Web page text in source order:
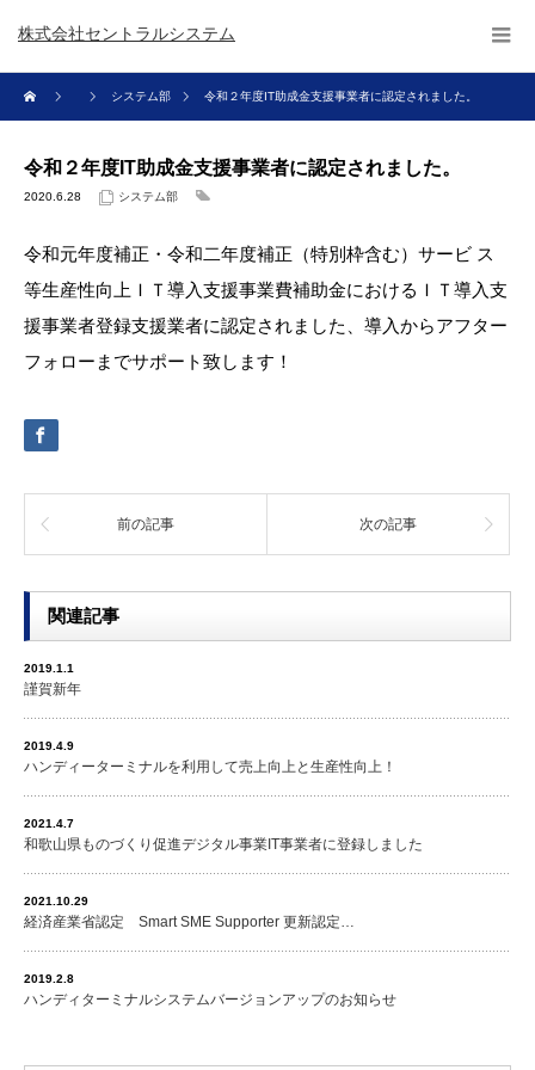
株式会社セントラルシステム
システム部 令和２年度IT助成金支援事業者に認定されました。
令和２年度IT助成金支援事業者に認定されました。
2020.6.28 システム部
令和元年度補正・令和二年度補正（特別枠含む）サービ ス
等生産性向上ＩＴ導入支援事業費補助金におけるＩＴ導入支
援事業者登録支援業者に認定されました、導入からアフター
フォローまでサポート致します！
前の記事 次の記事
関連記事
2019.1.1
謹賀新年
2019.4.9
ハンディーターミナルを利用して売上向上と生産性向上！
2021.4.7
和歌山県ものづくり促進デジタル事業IT事業者に登録しました
2021.10.29
経済産業省認定 Smart SME Supporter 更新認定…
2019.2.8
ハンディターミナルシステムバージョンアップのお知らせ